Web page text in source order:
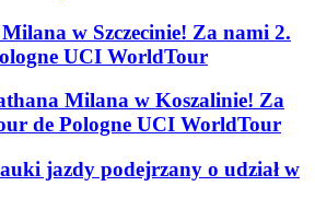
w Szczecinie! Za nami 2.
UCI WorldTour
Milana w Koszalinie! Za
de Pologne UCI WorldTour
jazdy podejrzany o udział w